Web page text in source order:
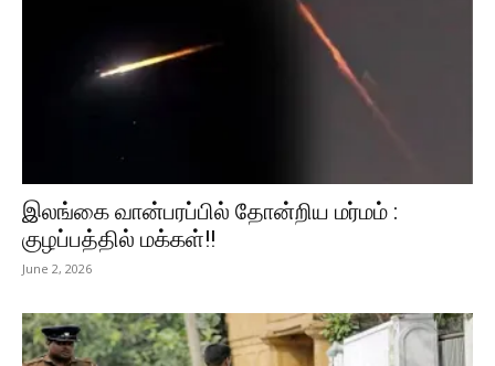
இலங்கை வான்பரப்பில் தோன்றிய மர்மம் :
குழப்பத்தில் மக்கள்!!
June 2, 2026